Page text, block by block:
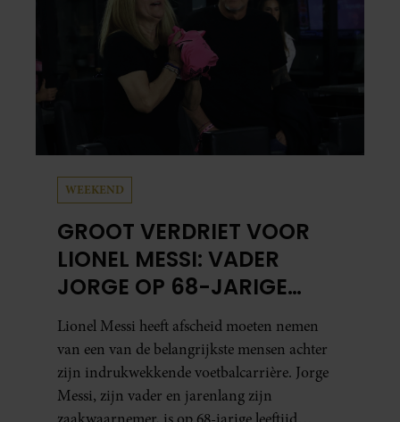
WEEKEND
GROOT VERDRIET VOOR
LIONEL MESSI: VADER
JORGE OP 68-JARIGE
LEEFTIJD OVERLEDEN
Lionel Messi heeft afscheid moeten nemen
van een van de belangrijkste mensen achter
zijn indrukwekkende voetbalcarrière. Jorge
Messi, zijn vader en jarenlang zijn